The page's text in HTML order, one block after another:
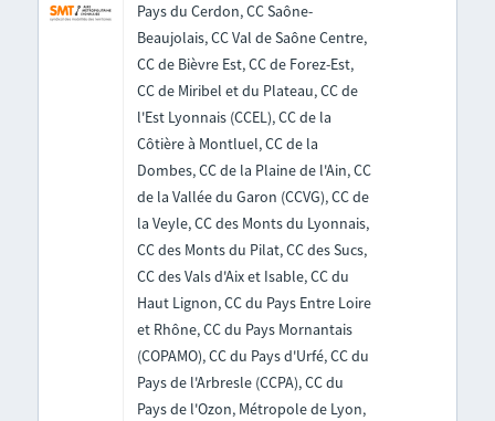
Pays du Cerdon, CC Saône-
Beaujolais, CC Val de Saône Centre,
CC de Bièvre Est, CC de Forez-Est,
CC de Miribel et du Plateau, CC de
l'Est Lyonnais (CCEL), CC de la
Côtière à Montluel, CC de la
Dombes, CC de la Plaine de l'Ain, CC
de la Vallée du Garon (CCVG), CC de
la Veyle, CC des Monts du Lyonnais,
CC des Monts du Pilat, CC des Sucs,
CC des Vals d'Aix et Isable, CC du
Haut Lignon, CC du Pays Entre Loire
et Rhône, CC du Pays Mornantais
(COPAMO), CC du Pays d'Urfé, CC du
Pays de l'Arbresle (CCPA), CC du
Pays de l'Ozon, Métropole de Lyon,